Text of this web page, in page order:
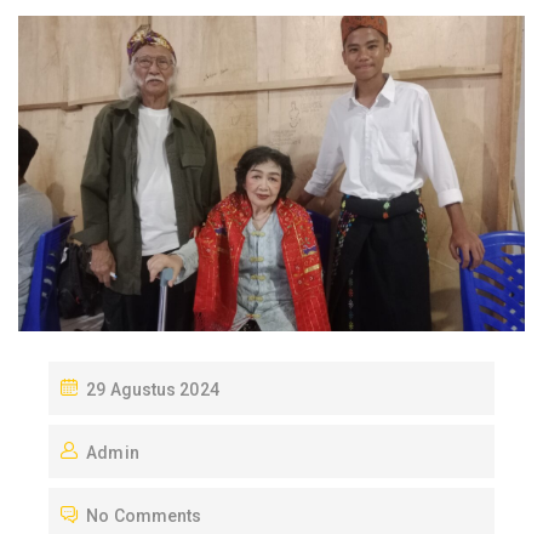
P
S
E
29 Agustus 2024
Admin
No Comments